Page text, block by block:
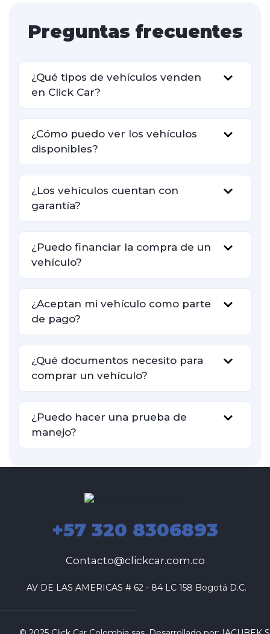
Preguntas frecuentes
¿Qué tipos de vehículos venden
en Click Car?
¿Cómo puedo ver los vehículos
disponibles?
¿Los vehículos cuentan con
garantía?
¿Puedo financiar la compra de un
vehículo?
¿Aceptan mi vehículo como parte
de pago?
¿Qué documentos necesito para
comprar un vehículo?
¿Puedo hacer una prueba de
manejo?
+57 320 8306893
Contacto@clickcar.com.co
AV DE LAS AMERICAS # 62 - 84 LC 158 Bogotá D.C.